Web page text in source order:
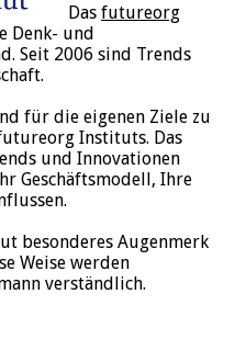
Das futureorg
Denk- und
Seit 2006 sind Trends
für die eigenen Ziele zu
Instituts. Das
und Innovationen
Geschäftsmodell, Ihre
besonderes Augenmerk
Weise werden
verständlich.